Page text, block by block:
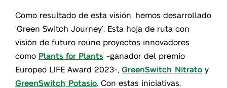
Como resultado de esta visión, hemos desarrollado
‘Green Switch Journey’. Esta hoja de ruta con
visión de futuro reúne proyectos innovadores
como Plants for Plants®-ganador del premio
Europeo LIFE Award 2023-, GreenSwitch ®Nitrato y
GreenSwitch ®Potasio . Con estas iniciativas,